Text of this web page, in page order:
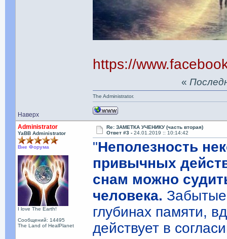
https://
Наверх
«
The Administrator.
Administrator
YaBB Administrator
Вне Форума
I love The Earth!
Сообщений: 14495
The Land of HealPlanet
Re: ЗАМЕТКА УЧЕНИКУ (часть вторая)
Ответ #3 -24.01.2019 :: 10:14:42
"Неполезность
привычных
снам можно
человека. Забытые
глубинах памяти,
действует в